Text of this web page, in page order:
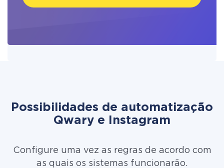
Possibilidades de automatização
Qwary e Instagram
Configure uma vez as regras de acordo com
as quais os sistemas funcionarão.